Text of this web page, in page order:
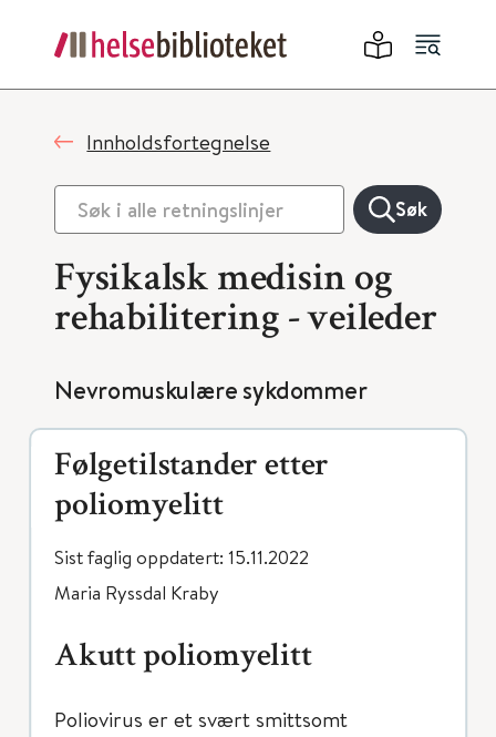
Innholdsfortegnelse
Søk
Fysikalsk medisin og
rehabilitering - veileder
Nevromuskulære sykdommer
Følgetilstander etter
poliomyelitt
Sist faglig oppdatert: 15.11.2022
Maria Ryssdal Kraby
Akutt poliomyelitt
Poliovirus er et svært smittsomt